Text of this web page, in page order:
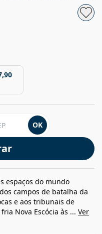
OK
espaços do mundo
campos de batalha da
e aos tribunais de
Nova Escócia às ... Ver